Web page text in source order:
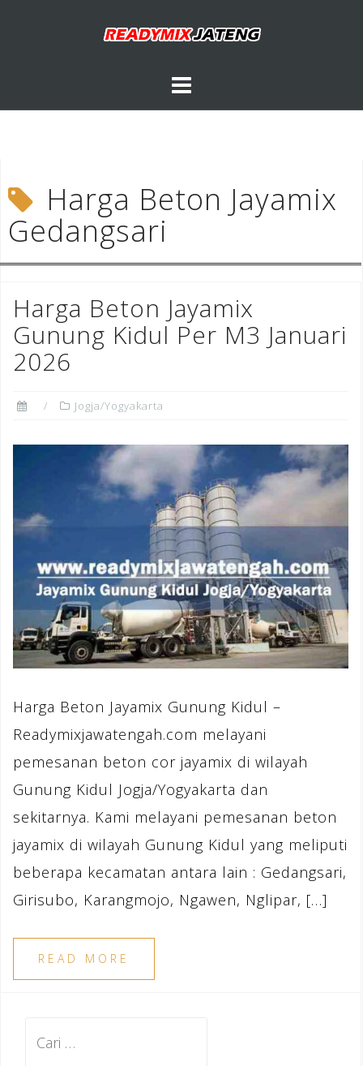
Harga Beton Jayamix
Gedangsari
Harga Beton Jayamix
Gunung Kidul Per M3 Januari
2026
Jogja/Yogyakarta
Harga Beton Jayamix Gunung Kidul –
Readymixjawatengah.com melayani
pemesanan beton cor jayamix di wilayah
Gunung Kidul Jogja/Yogyakarta dan
sekitarnya. Kami melayani pemesanan beton
jayamix di wilayah Gunung Kidul yang meliputi
beberapa kecamatan antara lain : Gedangsari,
Girisubo, Karangmojo, Ngawen, Nglipar, […]
READ MORE